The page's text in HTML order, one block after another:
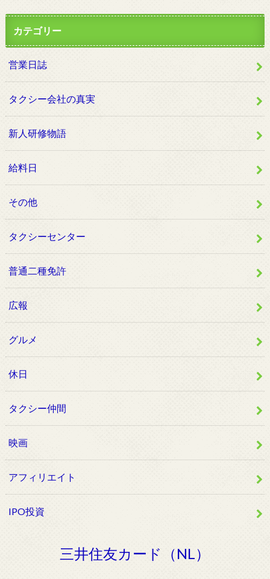
カテゴリー
営業日誌
タクシー会社の真実
新人研修物語
給料日
その他
タクシーセンター
普通二種免許
広報
グルメ
休日
タクシー仲間
映画
アフィリエイト
IPO投資
三井住友カード（NL）